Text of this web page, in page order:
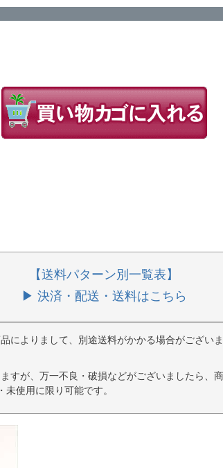
【送料パターン別一覧表】
▶ 決済・配送・送料はこちら
によりまして、別途送料がかかる場合がござい
すが、万一不良・破損などがございましたら、
使用に限り可能です。